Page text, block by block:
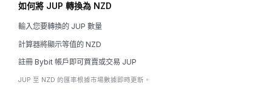
如何將 JUP 轉換為 NZD
輸入您要轉換的 JUP 數量
計算器將顯示等值的 NZD
註冊 Bybit 帳戶即可買賣或交易 JUP
JUP 至 NZD 的匯率根據市場數據即時更新。